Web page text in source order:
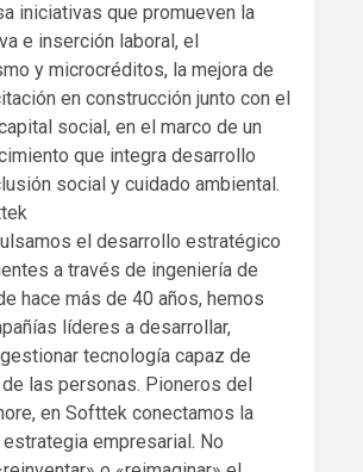
iniciativas que promueven la
e inserción laboral, el
y microcréditos, la mejora de
en construcción junto con el
social, en el marco de un
que integra desarrollo
social y cuidado ambiental.
el desarrollo estratégico
a través de ingeniería de
hace más de 40 años, hemos
líderes a desarrollar,
tecnología capaz de
las personas. Pioneros del
en Softtek conectamos la
estrategia empresarial. No